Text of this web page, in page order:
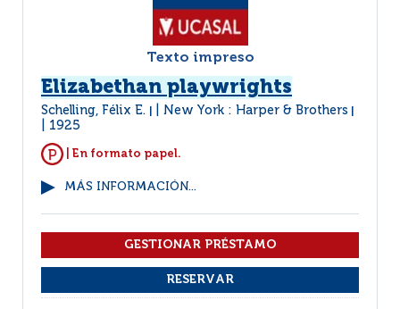
Texto impreso
Elizabethan playwrights
Schelling, Félix E. New York : Harper & Brothers
1925
| En formato papel.
MÁS INFORMACIÓN...